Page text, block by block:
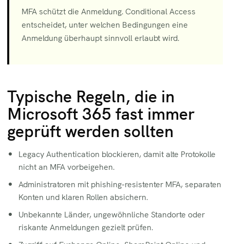
MFA schützt die Anmeldung. Conditional Access
entscheidet, unter welchen Bedingungen eine
Anmeldung überhaupt sinnvoll erlaubt wird.
Typische Regeln, die in
Microsoft 365 fast immer
geprüft werden sollten
Legacy Authentication blockieren, damit alte Protokolle
nicht an MFA vorbeigehen.
Administratoren mit phishing-resistenter MFA, separaten
Konten und klaren Rollen absichern.
Unbekannte Länder, ungewöhnliche Standorte oder
riskante Anmeldungen gezielt prüfen.